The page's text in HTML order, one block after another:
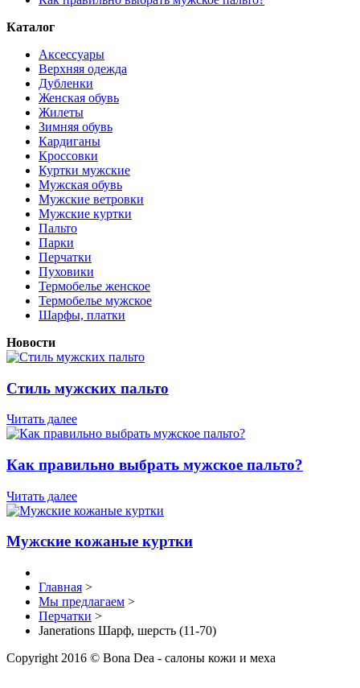
Каталог
Аксессуары
Верхняя одежда
Дубленки
Женская обувь
Жилеты
Зимняя обувь
Кардиганы
Кроссовки
Куртки мужские
Мужская обувь
Мужские ветровки
Мужские куртки
Пальто
Парки
Перчатки
Пуховики
Термобелье женское
Термобелье мужское
Шарфы, платки
Новости
Стиль мужских пальто
Читать далее
Как правильно выбрать мужское пальто?
Читать далее
Мужские кожаные куртки
Главная >
Мы предлагаем >
Перчатки >
Janerations Шарф, шерсть (11-70)
Copyright 2016 © Bona Dea - салоны кожи и меха